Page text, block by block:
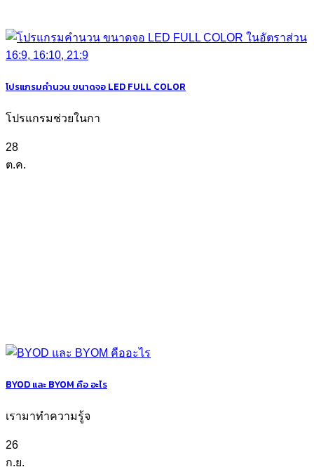
โปรแกรมคำนวน ขนาดจอ LED FULL COLOR
โปรแกรมช่วยในกา
28
ต.ค.
BYOD และ BYOM คือ อะไร
เรามาทำความรู้จ
26
ก.ย.